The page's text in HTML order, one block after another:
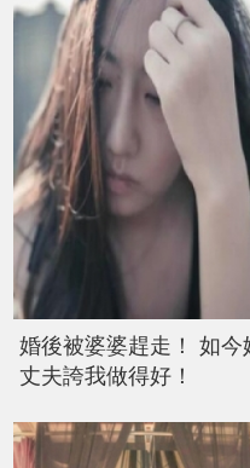
婚後被婆婆趕走！ 如今
丈夫誇我做得好！